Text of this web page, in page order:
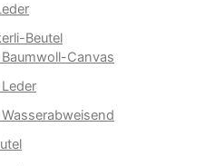
Beutel
Baumwoll-Canvas